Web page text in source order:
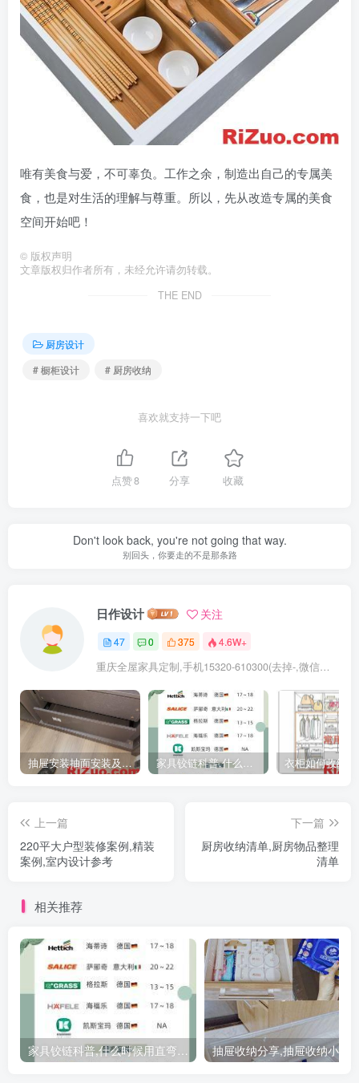
唯有美食与爱，不可辜负。工作之余，制造出自己的专属美
食，也是对生活的理解与尊重。所以，先从改造专属的美食
空间开始吧！
© 版权声明
文章版权归作者所有，未经允许请勿转载。
THE END
厨房设计
# 橱柜设计
# 厨房收纳
喜欢就支持一下吧
点赞8 分享 收藏
Don't look back, you're not going that way.
别回头，你要走的不是那条路
日作设计 关注
47 0 375 4.6W+
重庆全屋家具定制,手机15320-610300(去掉-,微信同号)
抽屉安装抽面安装及抽屉拉手安装教程 家具铰链科普,什么时候用直弯,中弯,大弯铰链
上一篇
220平大户型装修案例,精装
案例,室内设计参考
下一篇
厨房收纳清单,厨房物品整理
清单
相关推荐
家具铰链科普,什么时候用直弯,中弯,大弯铰链 抽屉收纳分享,抽屉收纳小诀